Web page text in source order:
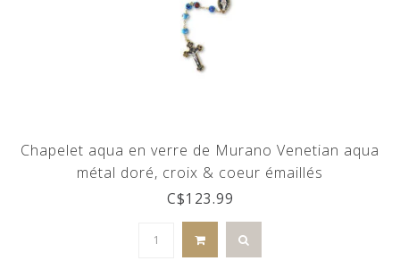
Chapelet aqua en verre de Murano Venetian aqua
métal doré, croix & coeur émaillés
C$123.99